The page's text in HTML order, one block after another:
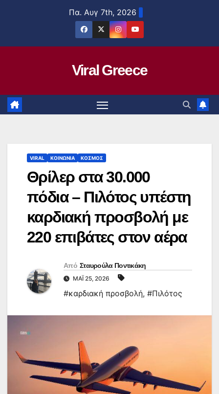
Πα. Αυγ 7th, 2026
Viral Greece
VIRAL ΚΟΙΝΩΝΙΑ ΚΟΣΜΟΣ
Θρίλερ στα 30.000
πόδια – Πιλότος υπέστη
καρδιακή προσβολή με
220 επιβάτες στον αέρα
Από Σταυρούλα Ποντικάκη
ΜΆΙ 25, 2026
#καρδιακή προσβολή, #Πιλότος